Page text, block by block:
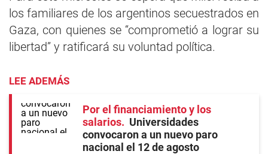
los familiares de los argentinos secuestrados en
Gaza, con quienes se “comprometió a lograr su
libertad” y ratificará su voluntad política.
LEE ADEMÁS
Por el financiamiento y los
salarios
Universidades
convocaron a un nuevo paro
nacional el 12 de agosto